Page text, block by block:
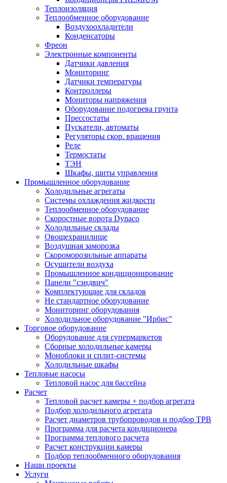
Теплоизоляция
Теплообменное оборудование
Воздухоохладители
Конденсаторы
Фреон
Электронные компоненты
Датчики давления
Мониторинг
Датчики температуры
Контроллеры
Мониторы напряжения
Оборудование подогрева грунта
Прессостаты
Пускатели, автоматы
Регуляторы скор. вращения
Реле
Термостаты
ТЭН
Шкафы, шиты управления
Промышленное оборудование
Холодильные агрегаты
Системы охлаждения жидкости
Теплообменное оборудование
Скоростные ворота Dynaco
Холодильные склады
Овощехранилище
Воздушная заморозка
Скороморозильные аппараты
Осушители воздуха
Промышленное кондиционирование
Панели "сэндвич"
Комплектующие для складов
Не стандартное оборудование
Мониторинг оборудования
Холодильное оборудование "Ирбис"
Торговое оборудование
Оборудование для супермаркетов
Сборные холодильные камеры
Моноблоки и сплит-системы
Холодильные шкафы
Тепловые насосы
Тепловой насос для бассейна
Расчет
Тепловой расчет камеры + подбор агрегата
Подбор холодильного агрегата
Расчет диаметров трубопроводов и подбор ТРВ
Программа для расчета кондиционера
Программа теплового расчета
Расчет конструкции камеры
Подбор теплообменного оборудования
Наши проекты
Услуги